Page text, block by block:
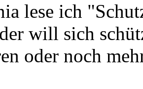
lese ich
will sich
oder noch